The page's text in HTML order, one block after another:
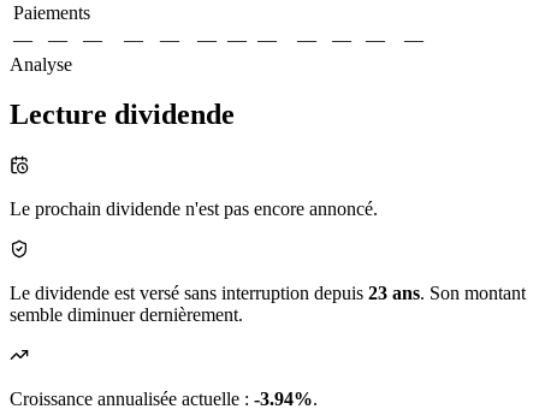
Paiements
—
— — — — — — — — — —
—
Analyse
Lecture dividende
Le prochain dividende n'est pas encore annoncé.
Le dividende est versé sans interruption depuis 23 ans. Son montant
semble diminuer dernièrement.
Croissance annualisée actuelle : -3.94%.